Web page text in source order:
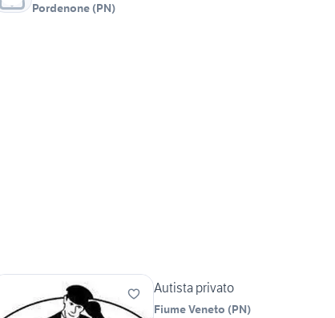
Pordenone (PN)
Autista privato
Fiume Veneto (PN)